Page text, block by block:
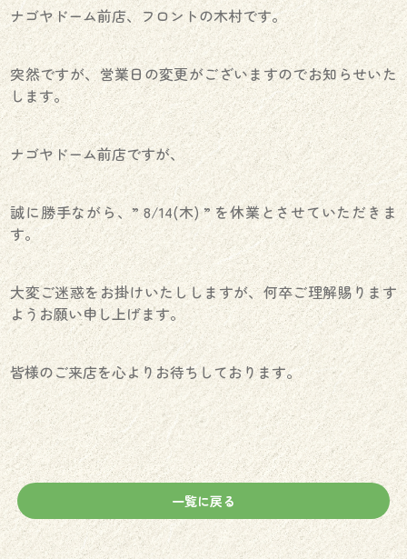
ナゴヤドーム前店、フロントの木村です。
突然ですが、営業日の変更がございますのでお知らせいた
します。
ナゴヤドーム前店ですが、
誠に勝手ながら、” 8/14(木) ” を休業とさせていただきま
す。
大変ご迷惑をお掛けいたししますが、何卒ご理解賜ります
ようお願い申し上げます。
皆様のご来店を心よりお待ちしております。
一覧に戻る